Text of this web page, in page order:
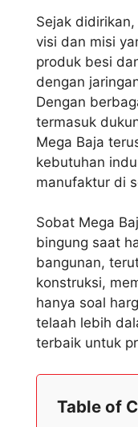
Sejak
visi dan misi
produk besi
dengan
Dengan
termasuk
Mega Baja
kebutuhan
manufaktur di
Sobat Mega
bingung saat
bangunan,
konstruksi,
hanya soal
telaah lebih
terbaik untuk
Table of